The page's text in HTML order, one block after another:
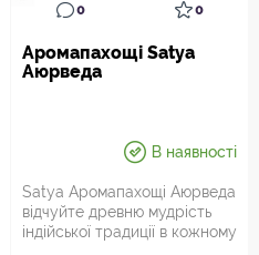
0 0
Аромапахощі Satya
Аюрведа
В наявності
Satya Аромапахощі Аюрведа
відчуйте древню мудрість
індійської традиції в кожному